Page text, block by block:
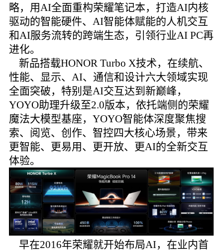
略，用AI全面重构荣耀笔记本，打造AI内核
驱动的智能硬件、AI智能体赋能的人机交互
和AI服务流转的跨端生态，引领行业AI PC再
进化。
新品搭载HONOR Turbo X技术，在续航、
性能、显示、AI、通信和设计六大领域实现
全面突破，特别是AI交互达到新巅峰，
YOYO助理升级至2.0版本，依托端侧的荣耀
魔法大模型基座，YOYO智能体深度聚焦搜
索、阅览、创作、智控四大核心场景，带来
更智能、更易用、更开放、更AI的全新交互
体验。
早在2016年荣耀就开始布局AI，在业内首